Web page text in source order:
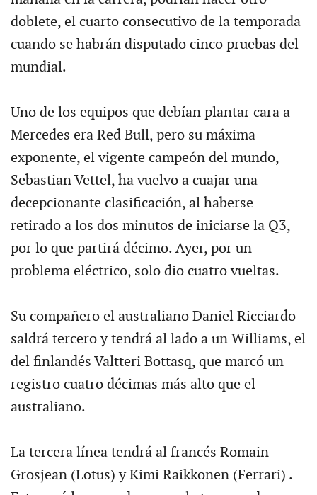
doblete, el cuarto consecutivo de la temporada
cuando se habrán disputado cinco pruebas del
mundial.
Uno de los equipos que debían plantar cara a
Mercedes era Red Bull, pero su máxima
exponente, el vigente campeón del mundo,
Sebastian Vettel, ha vuelvo a cuajar una
decepcionante clasificación, al haberse
retirado a los dos minutos de iniciarse la Q3,
por lo que partirá décimo. Ayer, por un
problema eléctrico, solo dio cuatro vueltas.
Su compañero el australiano Daniel Ricciardo
saldrá tercero y tendrá al lado a un Williams, el
del finlandés Valtteri Bottasq, que marcó un
registro cuatro décimas más alto que el
australiano.
La tercera línea tendrá al francés Romain
Grosjean (Lotus) y Kimi Raikkonen (Ferrari) .